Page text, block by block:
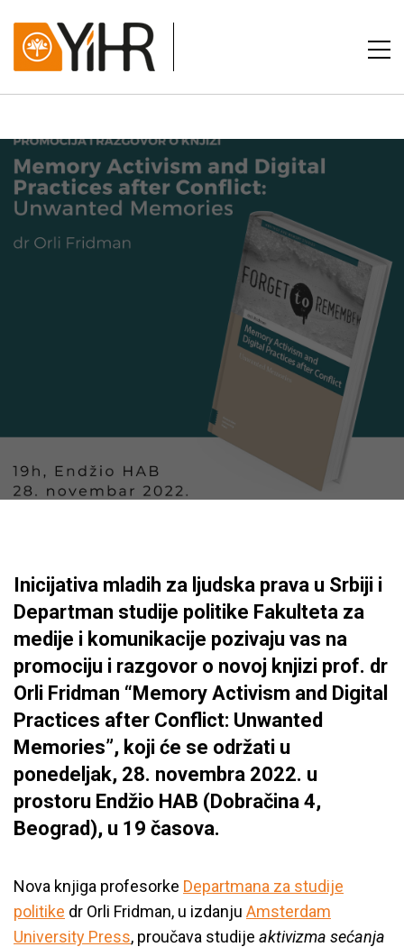
Inicijativa mladih za ljudska prava u Srbiji i
Departman studije politike Fakulteta za
medije i komunikacije pozivaju vas na
promociju i razgovor o novoj knjizi prof. dr
Orli Fridman “Memory Activism and Digital
Practices after Conflict: Unwanted
Memories”, koji će se održati u
ponedeljak, 28. novembra 2022. u
prostoru Endžio HAB (Dobračina 4,
Beograd), u 19 časova.
Nova knjiga profesorke Departmana za studije
politike dr Orli Fridman, u izdanju Amsterdam
University Press, proučava studije aktivizma sećanja